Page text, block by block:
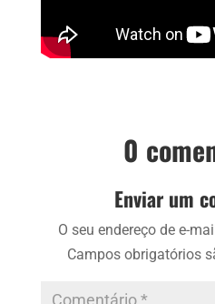
0
Enviar um
O seu endereço de e-
Campos obrigatórios